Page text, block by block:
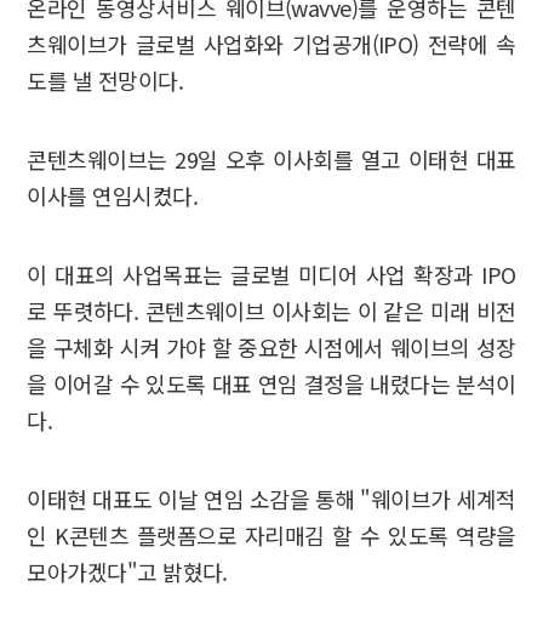
온라인 동영상서비스 웨이브(wavve)를 운영하는 콘텐
츠웨이브가 글로벌 사업화와 기업공개(IPO) 전략에 속
도를 낼 전망이다.
콘텐츠웨이브는 29일 오후 이사회를 열고 이태현 대표
이사를 연임시켰다.
이 대표의 사업목표는 글로벌 미디어 사업 확장과 IPO
로 뚜렷하다. 콘텐츠웨이브 이사회는 이 같은 미래 비전
을 구체화 시켜 가야 할 중요한 시점에서 웨이브의 성장
을 이어갈 수 있도록 대표 연임 결정을 내렸다는 분석이
다.
이태현 대표도 이날 연임 소감을 통해 "웨이브가 세계적
인 K콘텐츠 플랫폼으로 자리매김 할 수 있도록 역량을
모아가겠다"고 밝혔다.